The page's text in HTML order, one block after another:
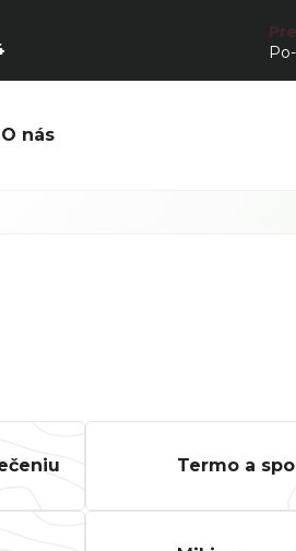
O nás
Termo a
SPECIALIZED SIRRUS